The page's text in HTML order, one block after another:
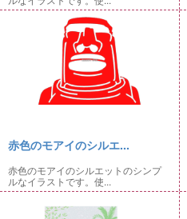
赤色のモアイのシルエ...
赤色のモアイのシルエットのシンプ
ルなイラストです。使...